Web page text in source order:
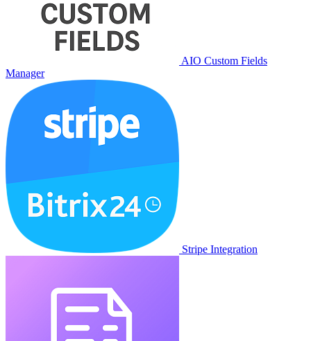
AIO Custom Fields
Manager
Stripe Integration